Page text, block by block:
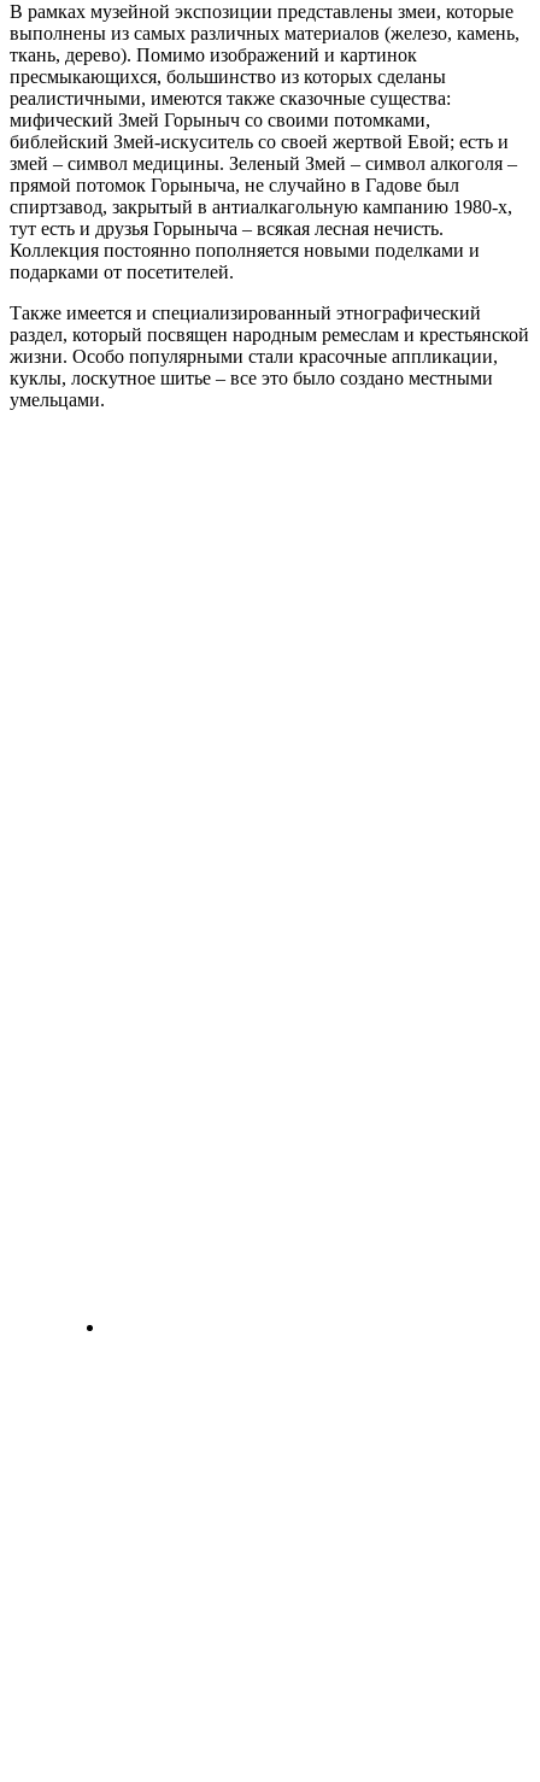
В рамках музейной экспозиции представлены змеи, которые
выполнены из самых различных материалов (железо, камень,
ткань, дерево). Помимо изображений и картинок
пресмыкающихся, большинство из которых сделаны
реалистичными, имеются также сказочные существа:
мифический Змей Горыныч со своими потомками,
библейский Змей-искуситель со своей жертвой Евой; есть и
змей – символ медицины. Зеленый Змей – символ алкоголя –
прямой потомок Горыныча, не случайно в Гадове был
спиртзавод, закрытый в антиалкагольную кампанию 1980-х,
тут есть и друзья Горыныча – всякая лесная нечисть.
Коллекция постоянно пополняется новыми поделками и
подарками от посетителей.
Также имеется и специализированный этнографический
раздел, который посвящен народным ремеслам и крестьянской
жизни. Особо популярными стали красочные аппликации,
куклы, лоскутное шитье – все это было создано местными
умельцами.